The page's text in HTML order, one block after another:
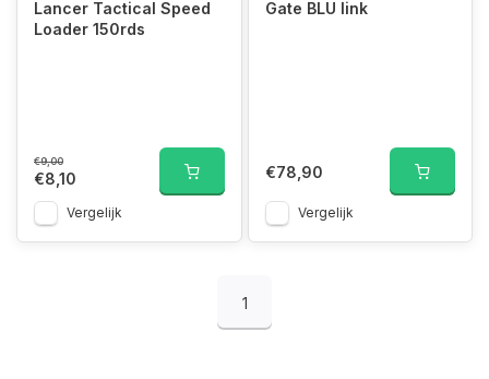
Lancer Tactical Speed
Loader 150rds
€9,00
€8,10
Vergelijk
Gate BLU link
€78,90
Vergelijk
1